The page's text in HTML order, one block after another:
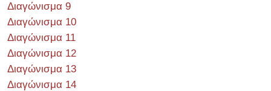
Διαγώνισμα 9
Διαγώνισμα 10
Διαγώνισμα 11
Διαγώνισμα 12
Διαγώνισμα 13
Διαγώνισμα 14